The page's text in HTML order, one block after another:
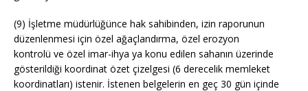
(9) İşletme müdürlüğünce hak sahibinden, izin raporunun
düzenlenmesi için özel ağaçlandırma, özel erozyon
kontrolü ve özel imar-ihya ya konu edilen sahanın üzerinde
gösterildiği koordinat özet çizelgesi (6 derecelik memleket
koordinatları) istenir. İstenen belgelerin en geç 30 gün içinde